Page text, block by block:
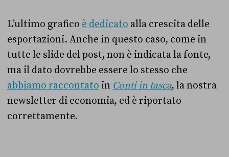
L’ultimo grafico è dedicato alla crescita delle
esportazioni. Anche in questo caso, come in
tutte le slide del post, non è indicata la fonte,
ma il dato dovrebbe essere lo stesso che
abbiamo raccontato in Conti in tasca, la nostra
newsletter di economia, ed è riportato
correttamente.